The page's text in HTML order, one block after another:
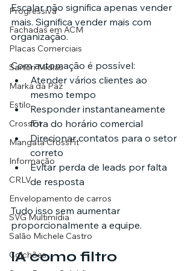
Progressiva
Fachadas em ACM
Placas Comerciais
Sartori Mídias
Marka da Paz
Estilo
CrossFit
Mangata CrossFit
Informação
CRLV
Envelopamento de carros
SVG Multimídia
Salão Michele Castro
Colchões
Escalar não significa apenas vender
mais. Significa vender mais com
organização.
Com automação é possível:
Atender vários clientes ao
mesmo tempo
Responder instantaneamente
fora do horário comercial
Direcionar contatos para o setor
correto
Evitar perda de leads por falta
de resposta
Tudo isso sem aumentar
proporcionalmente a equipe.
IA como filtro